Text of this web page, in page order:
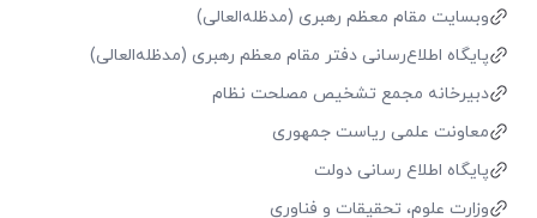
وبسایت مقام معظم رهبری (مد‌ظله‌العالی)
پایگاه اطلاع‌رسانی دفتر مقام معظم رهبری (مد‌ظله‌العالی)
دبیرخانه مجمع تشخیص مصلحت نظام
معاونت علمی ریاست جمهوری
پایگاه اطلاع رسانی دولت
وزارت علوم، تحقیقات و فناوری